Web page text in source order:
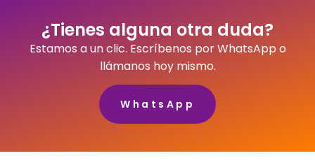
¿Tienes alguna otra duda?
Estamos a un clic. Escríbenos por WhatsApp o
llámanos hoy mismo.
WhatsApp